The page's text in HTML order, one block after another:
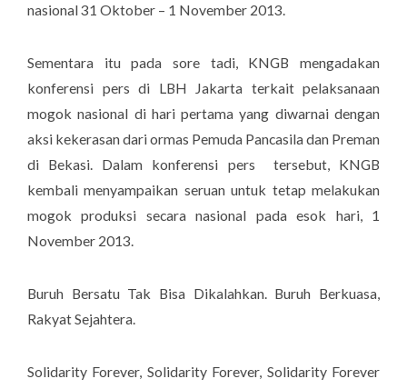
nasional 31 Oktober – 1 November 2013.
Sementara itu pada sore tadi, KNGB mengadakan
konferensi pers di LBH Jakarta terkait pelaksanaan
mogok nasional di hari pertama yang diwarnai dengan
aksi kekerasan dari ormas Pemuda Pancasila dan Preman
di Bekasi. Dalam konferensi pers tersebut, KNGB
kembali menyampaikan seruan untuk tetap melakukan
mogok produksi secara nasional pada esok hari, 1
November 2013.
Buruh Bersatu Tak Bisa Dikalahkan. Buruh Berkuasa,
Rakyat Sejahtera.
Solidarity Forever, Solidarity Forever, Solidarity Forever